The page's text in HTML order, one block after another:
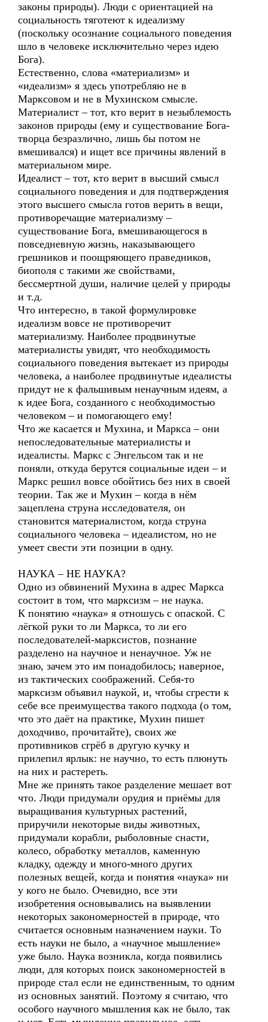
законы природы). Люди с ориентацией на
социальность тяготеют к идеализму
(поскольку осознание социального поведения
шло в человеке исключительно через идею
Бога).
Естественно, слова «материализм» и
«идеализм» я здесь употребляю не в
Марксовом и не в Мухинском смысле.
Материалист – тот, кто верит в незыблемость
законов природы (ему и существование Бога-
творца безразлично, лишь бы потом не
вмешивался) и ищет все причины явлений в
материальном мире.
Идеалист – тот, кто верит в высший смысл
социального поведения и для подтверждения
этого высшего смысла готов верить в вещи,
противоречащие материализму –
существование Бога, вмешивающегося в
повседневную жизнь, наказывающего
грешников и поощряющего праведников,
биополя с такими же свойствами,
бессмертной души, наличие целей у природы
и т.д.
Что интересно, в такой формулировке
идеализм вовсе не противоречит
материализму. Наиболее продвинутые
материалисты увидят, что необходимость
социального поведения вытекает из природы
человека, а наиболее продвинутые идеалисты
придут не к фальшивым ненаучным идеям, а
к идее Бога, созданного с необходимостью
человеком – и помогающего ему!
Что же касается и Мухина, и Маркса – они
непоследовательные материалисты и
идеалисты. Маркс с Энгельсом так и не
поняли, откуда берутся социальные идеи – и
Маркс решил вовсе обойтись без них в своей
теории. Так же и Мухин – когда в нём
зацеплена струна исследователя, он
становится материалистом, когда струна
социального человека – идеалистом, но не
умеет свести эти позиции в одну.
НАУКА – НЕ НАУКА?
Одно из обвинений Мухина в адрес Маркса
состоит в том, что марксизм – не наука.
К понятию «наука» я отношусь с опаской. С
лёгкой руки то ли Маркса, то ли его
последователей-марксистов, познание
разделено на научное и ненаучное. Уж не
знаю, зачем это им понадобилось; наверное,
из тактических соображений. Себя-то
марксизм объявил наукой, и, чтобы сгрести к
себе все преимущества такого подхода (о том,
что это даёт на практике, Мухин пишет
доходчиво, прочитайте), своих же
противников сгрёб в другую кучку и
прилепил ярлык: не научно, то есть плюнуть
на них и растереть.
Мне же принять такое разделение мешает вот
что. Люди придумали орудия и приёмы для
выращивания культурных растений,
приручили некоторые виды животных,
придумали корабли, рыболовные снасти,
колесо, обработку металлов, каменную
кладку, одежду и много-много других
полезных вещей, когда и понятия «наука» ни
у кого не было. Очевидно, все эти
изобретения основывались на выявлении
некоторых закономерностей в природе, что
считается основным назначением науки. То
есть науки не было, а «научное мышление»
уже было. Наука возникла, когда появились
люди, для которых поиск закономерностей в
природе стал если не единственным, то одним
из основных занятий. Поэтому я считаю, что
особого научного мышления как не было, так